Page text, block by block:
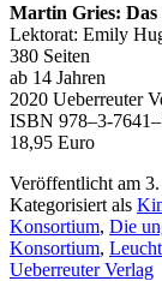
Martin Gries: Das
Lektorat: Emily
380 Seiten
ab 14 Jahren
2020 Ueberreuter
ISBN
18,95 Euro
Veröffentlicht am
Kategorisiert als
Konsortium, Die
Konsortium,
Ueberreuter Verlag